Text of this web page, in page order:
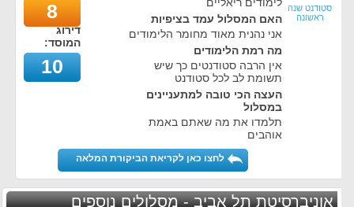
סטודנט שנה
ראשונה
האם המסלול עמד בציפיות
אני נהנית מאוד מחומר הלימודים
מה רמת הלימודים
אין הרבה סטודנטים כך שיש
תשומת לב לכל סטודנט
העצה הכי טובה למתעניינים
במסלול
תלמדו את מה שאתם באמת
אוהבים
8
דירוג
המוסד:
10
לחצו כאן לקריאת הביקורת המלאה
אוניברסיטת תל אביב - מסלולים נוספים